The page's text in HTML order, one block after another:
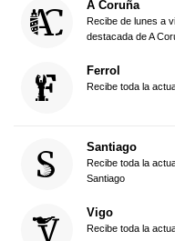
A Coruña
Recibe de lunes a
destacada de A
Ferrol
Recibe toda la
Santiago
Recibe toda la
Santiago
Vigo
Recibe toda la